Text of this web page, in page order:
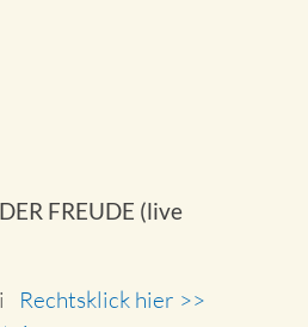
FREUDE (live
Rechtsklick hier >>